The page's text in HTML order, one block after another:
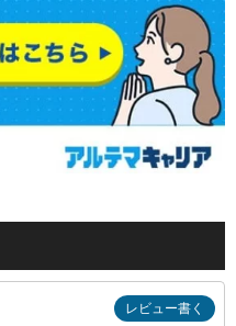
レビュー書く